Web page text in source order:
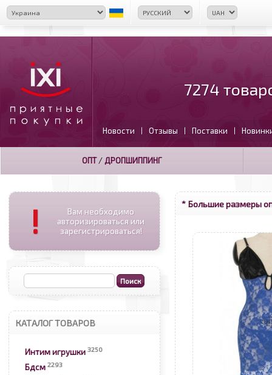
7274
Новости | Отзывы | Поставки |
ОПТ/ ДРОПШИППИНГ
!
Вам необходимо
авторизироваться или
зарегистрироваться!
КАТАЛОГ ТОВАРОВ
Интим игрушки 3250
Бдсм 2293
* Большие размеры